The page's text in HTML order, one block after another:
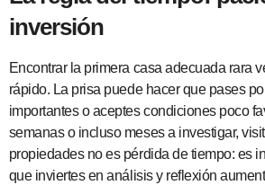
inversión
Encontrar la primera casa adecuada rara
rápido. La prisa puede hacer que pases
importantes o aceptes condiciones poco
semanas o incluso meses a investigar,
propiedades no es pérdida de tiempo: es
que inviertes en análisis y reflexión